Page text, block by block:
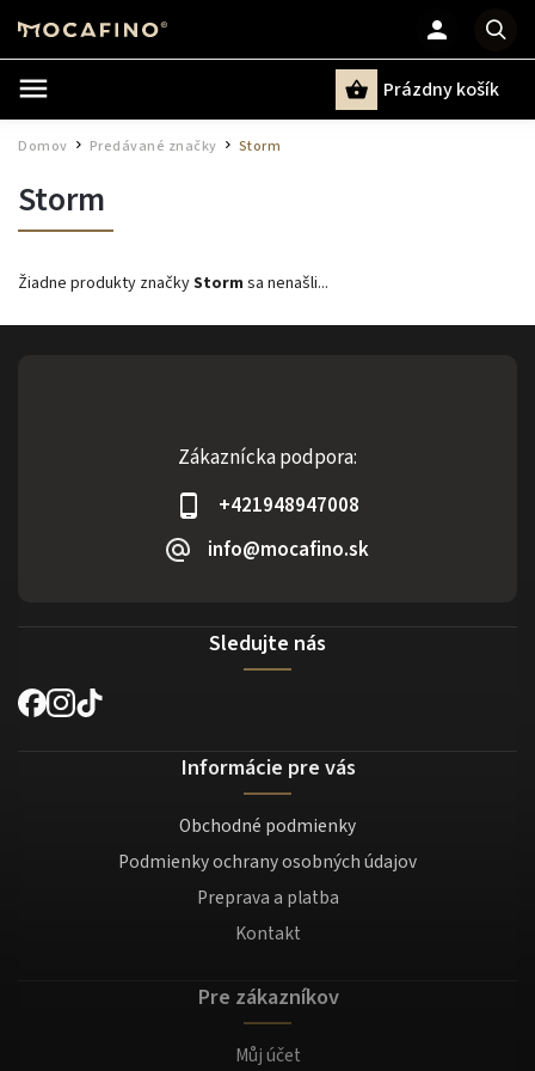
Prázdny košík
Domov Predávané značky Storm
Storm
Žiadne produkty značkyStorm sa nenašli...
Zákaznícka podpora:
+421948947008
info@mocafino.sk
Sledujte nás
Informácie pre vás
Obchodné podmienky
Podmienky ochrany osobných údajov
Preprava a platba
Kontakt
Pre zákazníkov
Můj účet